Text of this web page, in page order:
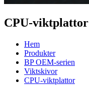
CPU-viktplattor
Hem
Produkter
BP OEM-serien
Viktskivor
CPU-viktplattor